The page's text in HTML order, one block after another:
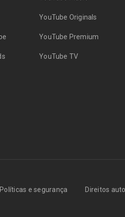
YouTube Originals
YouTube Premium
YouTube TV
Políticas e segurança Direitos